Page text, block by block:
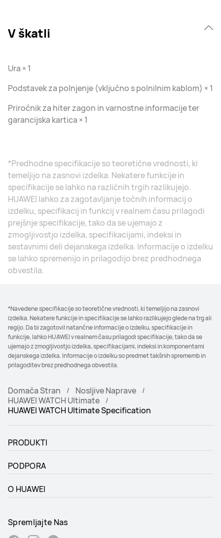
V škatli
Ura × 1
Podstavek za polnjenje (vključno s polnilnim kablom) × 1
Priročnik za hiter zagon in varnostne informacije ter
garancijska kartica × 1
*Predhodne specifikacije so teoretične vrednosti, ki
temeljijo na zasnovi izdelka. Nekatere funkcije in
specifikacije se lahko na različnih trgih razlikujejo.
HUAWEI lahko za zagotavljanje točnih informacij o
izdelku, specifikacij in funkcij v realnem času prilagodi
prejšnje specifikacije, tako da se ujemajo z
zmogljivostjo izdelka, specifikacijami, indeksi in
sestavnimi deli dejanskega izdelka. Informacije o izdelku
se lahko spremenijo in prilagodijo brez predhodnega
obvestila.
*Navedene specifikacije so teoretične vrednosti, ki temeljijo na zasnovi
izdelka. Nekatere funkcije in specifikacije se lahko razlikujejo glede na trg ali
regijo. Da bi zagotovil natančne informacije o izdelku, specifikacije in
funkcije, lahko HUAWEI v realnem času prilagodi specifikacije, tako da se
ujemajo z zmogljivostjo izdelka, specifikacijami, indeksi in komponentami
dejanskega izdelka. Informacije o izdelku so predmet takšnih sprememb in
prilagoditev brez predhodnega obvestila.
Domača Stran
Nosljive Naprave
HUAWEI WATCH Ultimate
HUAWEI WATCH Ultimate Specification
PRODUKTI
PODPORA
O HUAWEI
Spremljajte Nas